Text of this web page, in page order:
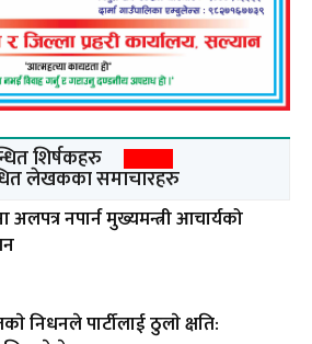
शिर्षकहरु
लेखकका समाचारहरु
अलपत्र नपार्न मुख्यमन्त्री आचार्यको
निधनले पार्टीलाई ठुलाे क्षति: